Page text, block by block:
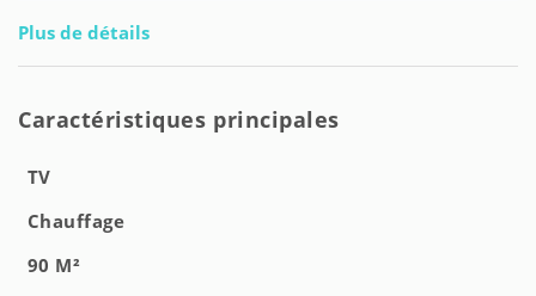
Plus de détails
Caractéristiques principales
TV
Chauffage
90 M²